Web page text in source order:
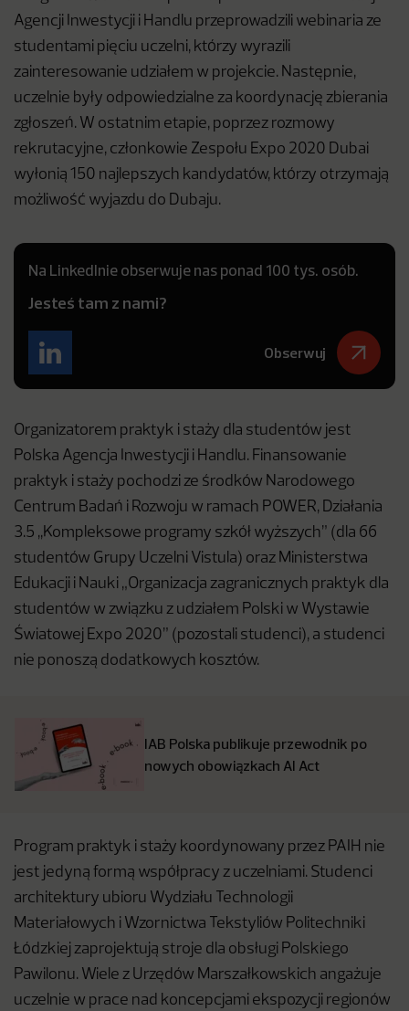
Agencji Inwestycji i Handlu przeprowadzili webinaria ze
studentami pięciu uczelni, którzy wyrazili
zainteresowanie udziałem w projekcie. Następnie,
uczelnie były odpowiedzialne za koordynację zbierania
zgłoszeń. W ostatnim etapie, poprzez rozmowy
rekrutacyjne, członkowie Zespołu Expo 2020 Dubai
wyłonią 150 najlepszych kandydatów, którzy otrzymają
możliwość wyjazdu do Dubaju.
Na LinkedInie obserwuje nas ponad 100 tys. osób.
Jesteś tam z nami?
Obserwuj
Organizatorem praktyk i staży dla studentów jest
Polska Agencja Inwestycji i Handlu. Finansowanie
praktyk i staży pochodzi ze środków Narodowego
Centrum Badań i Rozwoju w ramach POWER, Działania
3.5 ,,Kompleksowe programy szkół wyższych” (dla 66
studentów Grupy Uczelni Vistula) oraz Ministerstwa
Edukacji i Nauki „Organizacja zagranicznych praktyk dla
studentów w związku z udziałem Polski w Wystawie
Światowej Expo 2020” (pozostali studenci), a studenci
nie ponoszą dodatkowych kosztów.
IAB Polska publikuje przewodnik po
nowych obowiązkach AI Act
Program praktyk i staży koordynowany przez PAIH nie
jest jedyną formą współpracy z uczelniami. Studenci
architektury ubioru Wydziału Technologii
Materiałowych i Wzornictwa Tekstyliów Politechniki
Łódzkiej zaprojektują stroje dla obsługi Polskiego
Pawilonu. Wiele z Urzędów Marszałkowskich angażuje
uczelnie w prace nad koncepcjami ekspozycji regionów